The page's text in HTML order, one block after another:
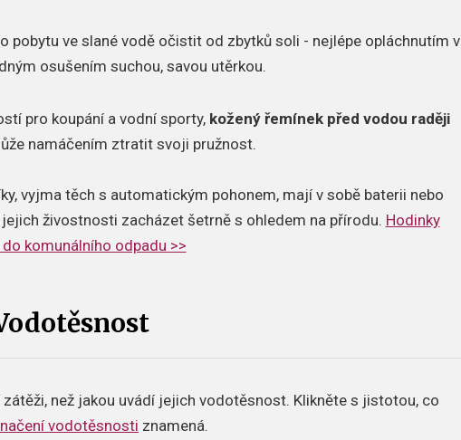
pobytu ve slané vodě očistit od zbytků soli - nejlépe opláchnutím v
osušením suchou, savou utěrkou.
pro koupání a vodní sporty, kožený řemínek před vodou raději
namáčením ztratit svoji pružnost.
vyjma těch s automatickým pohonem, mají v sobě baterii nebo
živostnosti zacházet šetrně s ohledem na přírodu. Hodinky
komunálního odpadu >>
než jakou uvádí jejich vodotěsnost. Klikněte s jistotou, co
vodotěsnosti znamená.